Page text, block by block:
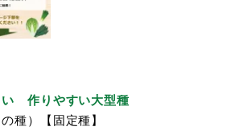
い 作りやすい大型種
種）【固定種】